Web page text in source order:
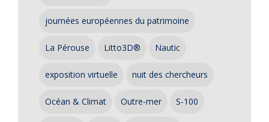
journées européennes du patrimoine
La Pérouse Litto3D® Nautic
exposition virtuelle nuit des chercheurs
Océan & Climat Outre-mer S-100